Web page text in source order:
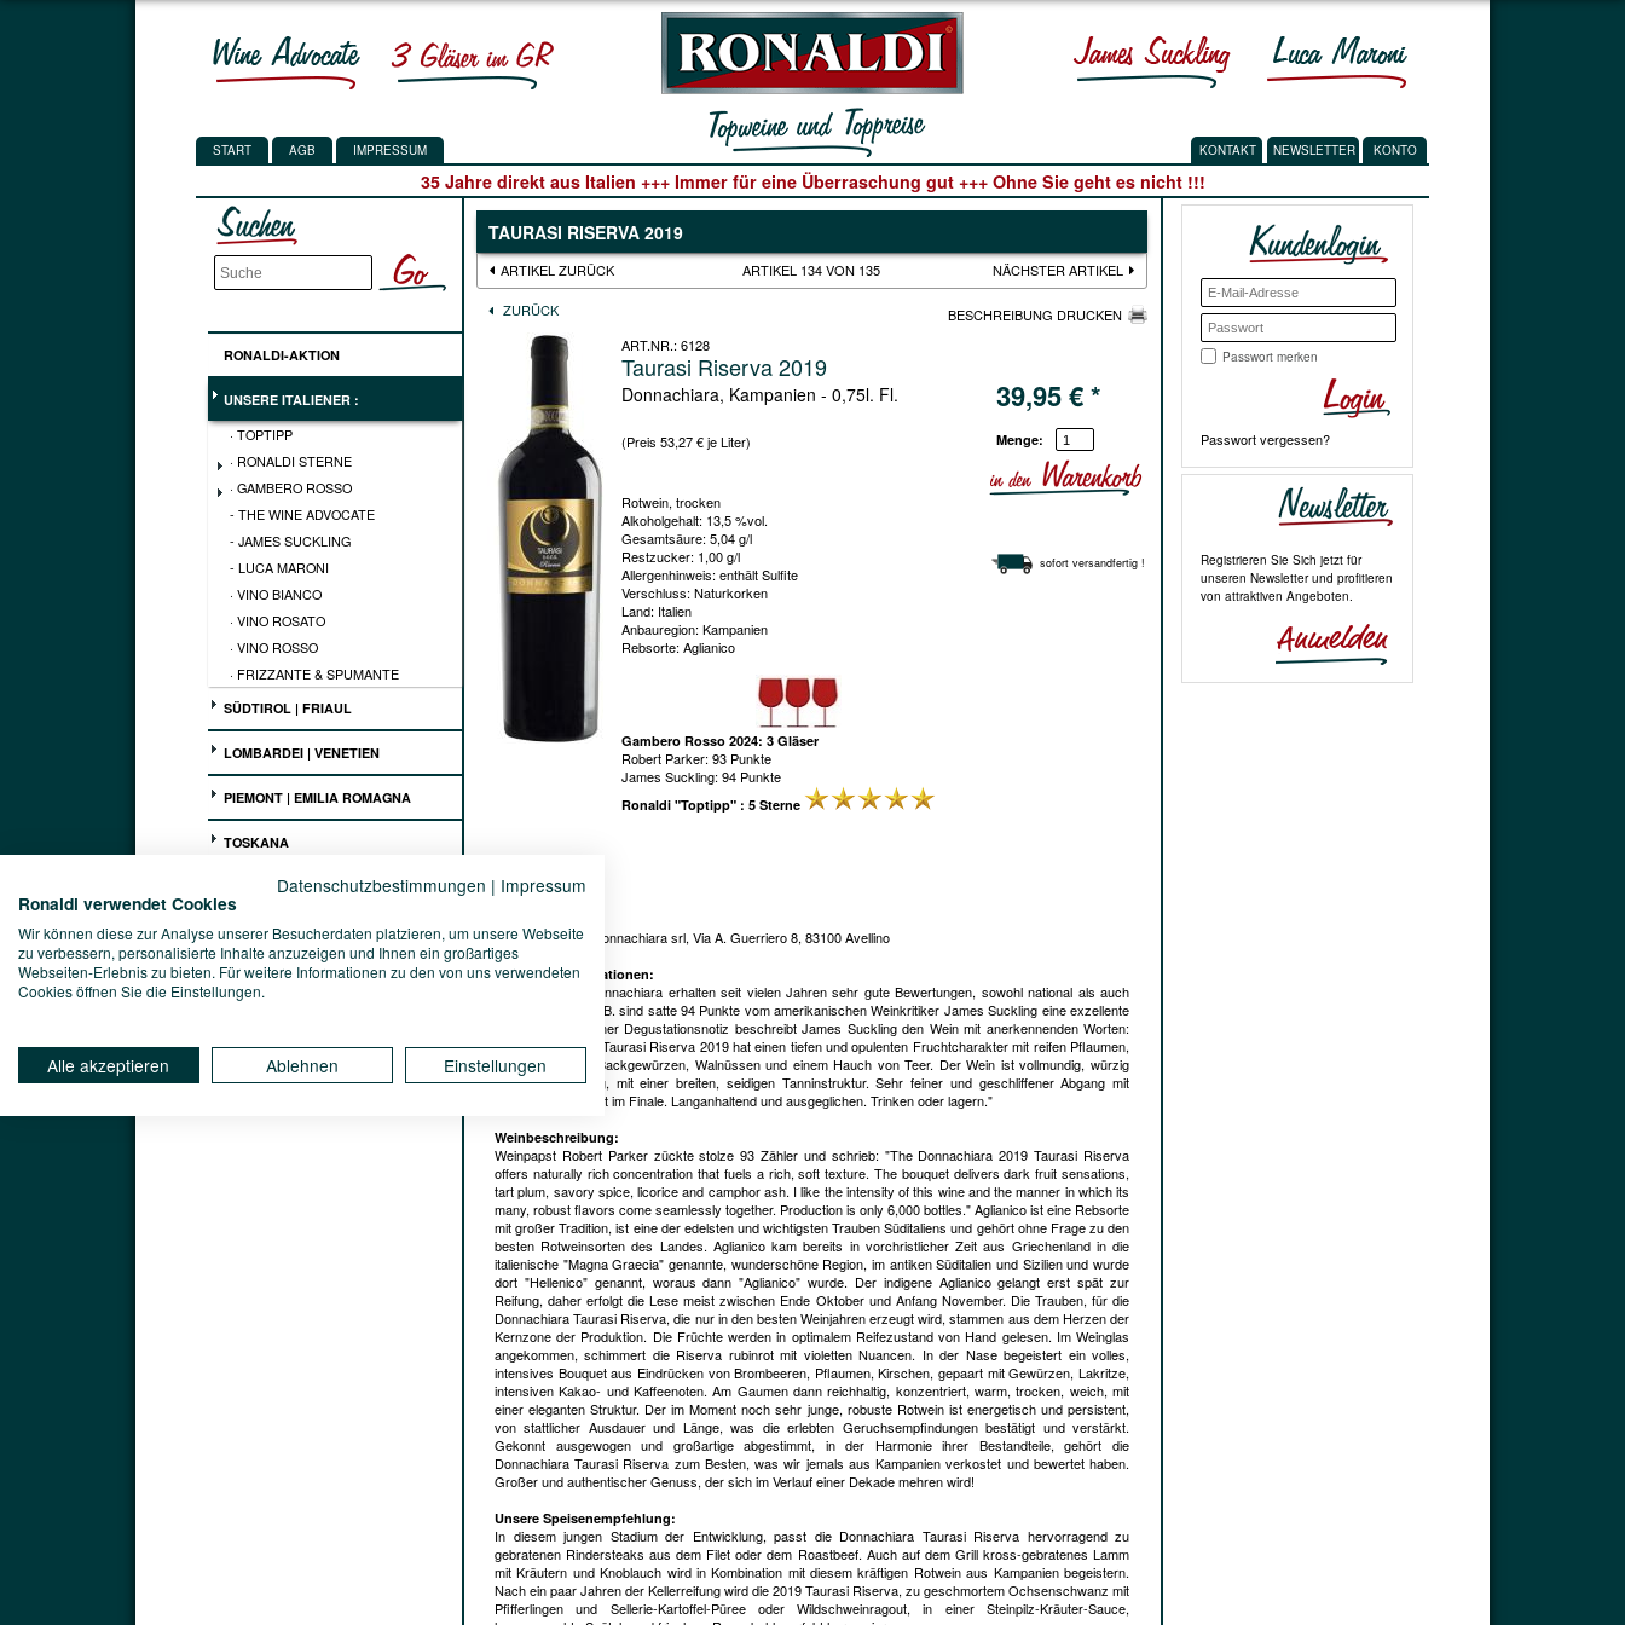
START AGB IMPRESSUM KONTAKT NEWSLETTER KONTO
35 Jahre direkt aus Italien +++ Immer für eine Überraschung gut +++ Ohne Sie geht es nicht !!!
RONALDI-AKTION
UNSERE ITALIENER :
· TOPTIPP
· RONALDI STERNE
· GAMBERO ROSSO
- THE WINE ADVOCATE
- JAMES SUCKLING
- LUCA MARONI
· VINO BIANCO
· VINO ROSATO
· VINO ROSSO
· FRIZZANTE & SPUMANTE
SÜDTIROL | FRIAUL
LOMBARDEI | VENETIEN
PIEMONT | EMILIA ROMAGNA
TOSKANA
MARKEN | UMBRIEN | LATIUM
ABRUZZEN | MOLISE
APULIEN | BASILIKATA
SARDINIEN | SIZILIEN
TAURASI RISERVA 2019
ARTIKEL ZURÜCK ARTIKEL 134 VON 135 NÄCHSTER ARTIKEL
ZURÜCK
BESCHREIBUNG DRUCKEN
ART.NR.: 6128
Taurasi Riserva 2019
Donnachiara, Kampanien - 0,75l. Fl.
(Preis 53,27 € je Liter)
Rotwein, trocken
Alkoholgehalt: 13,5 %vol.
Gesamtsäure: 5,04 g/l
Restzucker: 1,00 g/l
Allergenhinweis: enthält Sulfite
Verschluss: Naturkorken
Land: Italien
Anbauregion: Kampanien
Rebsorte: Aglianico
Gambero Rosso 2024: 3 Gläser
Robert Parker: 93 Punkte
James Suckling: 94 Punkte
Ronaldi "Toptipp" : 5 Sterne
39,95€*
Menge:
sofort versandfertig !
Società Agricola Donnachiara srl, Via A. Guerriero 8, 83100 Avellino
Vinophile Informationen:
Die Weine von Donnachiara erhalten seit vielen Jahren sehr gute Bewertungen, sowohl national als auch
international. So z.B. sind satte 94 Punkte vom amerikanischen Weinkritiker James Suckling eine exzellente
Bewertung. In seiner Degustationsnotiz beschreibt James Suckling den Wein mit anerkennenden Worten:
"Die Donnachiara Taurasi Riserva 2019 hat einen tiefen und opulenten Fruchtcharakter mit reifen Pflaumen,
dunklen Beeren, Backgewürzen, Walnüssen und einem Hauch von Teer. Der Wein ist vollmundig, würzig
und dunkelfruchtig, mit einer breiten, seidigen Tanninstruktur. Sehr feiner und geschliffener Abgang mit
kreidiger Mineralität im Finale. Langanhaltend und ausgeglichen. Trinken oder lagern."
Weinbeschreibung:
Weinpapst Robert Parker zückte stolze 93 Zähler und schrieb: "The Donnachiara 2019 Taurasi Riserva
offers naturally rich concentration that fuels a rich, soft texture. The bouquet delivers dark fruit sensations,
tart plum, savory spice, licorice and camphor ash. I like the intensity of this wine and the manner in which its
many, robust flavors come seamlessly together. Production is only 6,000 bottles." Aglianico ist eine Rebsorte
mit großer Tradition, ist eine der edelsten und wichtigsten Trauben Süditaliens und gehört ohne Frage zu den
besten Rotweinsorten des Landes. Aglianico kam bereits in vorchristlicher Zeit aus Griechenland in die
italienische "Magna Graecia" genannte, wunderschöne Region, im antiken Süditalien und Sizilien und wurde
dort "Hellenico" genannt, woraus dann "Aglianico" wurde. Der indigene Aglianico gelangt erst spät zur
Reifung, daher erfolgt die Lese meist zwischen Ende Oktober und Anfang November. Die Trauben, für die
Donnachiara Taurasi Riserva, die nur in den besten Weinjahren erzeugt wird, stammen aus dem Herzen der
Kernzone der Produktion. Die Früchte werden in optimalem Reifezustand von Hand gelesen. Im Weinglas
angekommen, schimmert die Riserva rubinrot mit violetten Nuancen. In der Nase begeistert ein volles,
intensives Bouquet aus Eindrücken von Brombeeren, Pflaumen, Kirschen, gepaart mit Gewürzen, Lakritze,
intensiven Kakao- und Kaffeenoten. Am Gaumen dann reichhaltig, konzentriert, warm, trocken, weich, mit
einer eleganten Struktur. Der im Moment noch sehr junge, robuste Rotwein ist energetisch und persistent,
von stattlicher Ausdauer und Länge, was die erlebten Geruchsempfindungen bestätigt und verstärkt.
Gekonnt ausgewogen und großartige abgestimmt, in der Harmonie ihrer Bestandteile, gehört die
Donnachiara Taurasi Riserva zum Besten, was wir jemals aus Kampanien verkostet und bewertet haben.
Großer und authentischer Genuss, der sich im Verlauf einer Dekade mehren wird!
Unsere Speisenempfehlung:
In diesem jungen Stadium der Entwicklung, passt die Donnachiara Taurasi Riserva hervorragend zu
gebratenen Rindersteaks aus dem Filet oder dem Roastbeef. Auch auf dem Grill kross-gebratenes Lamm
mit Kräutern und Knoblauch wird in Kombination mit diesem kräftigen Rotwein aus Kampanien begeistern.
Nach ein paar Jahren der Kellerreifung wird die 2019 Taurasi Riserva, zu geschmortem Ochsenschwanz mit
Pfifferlingen und Sellerie-Kartoffel-Püree oder Wildschweinragout, in einer Steinpilz-Kräuter-Sauce,
Passwort merken
Passwort vergessen?
Registrieren Sie Sich jetzt für
unseren Newsletter und profitieren
von attraktiven Angeboten.
Datenschutzbestimmungen | Impressum
Ronaldi verwendet Cookies
Wir können diese zur Analyse unserer Besucherdaten platzieren, um unsere Webseite
zu verbessern, personalisierte Inhalte anzuzeigen und Ihnen ein großartiges
Webseiten-Erlebnis zu bieten. Für weitere Informationen zu den von uns verwendeten
Cookies öffnen Sie die Einstellungen.
Alle akzeptieren Ablehnen Einstellungen